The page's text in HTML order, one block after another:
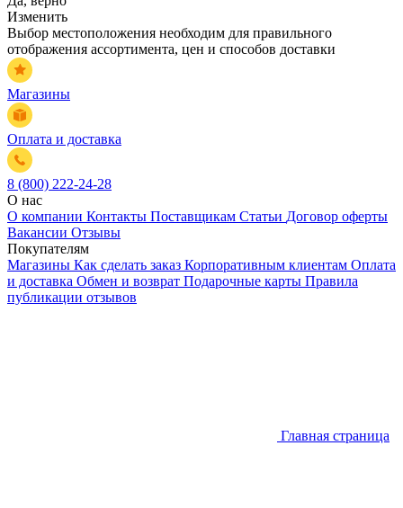
Изменить
Выбор местоположения необходим для правильного
отображения ассортимента, цен и способов доставки
Магазины
Оплата и доставка
8 (800) 222-24-28
О нас
О компании Контакты Поставщикам Статьи Договор оферты
Вакансии Отзывы
Покупателям
Магазины Как сделать заказ Корпоративным клиентам Оплата
и доставка Обмен и возврат Подарочные карты Правила
публикации отзывов
Главная страница